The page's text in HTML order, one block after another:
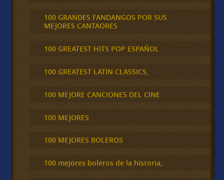
100 GRANDES FANDANGOS POR SUS
MEJORES CANTAORES
100 GREATEST HITS POP ESPAÑOL
100 GREATEST LATIN CLASSICS,
100 MEJORE CANCIONES DEL CINE
100 MEJORES
100 MEJORES BOLEROS
100 mejores boleros de la historia,